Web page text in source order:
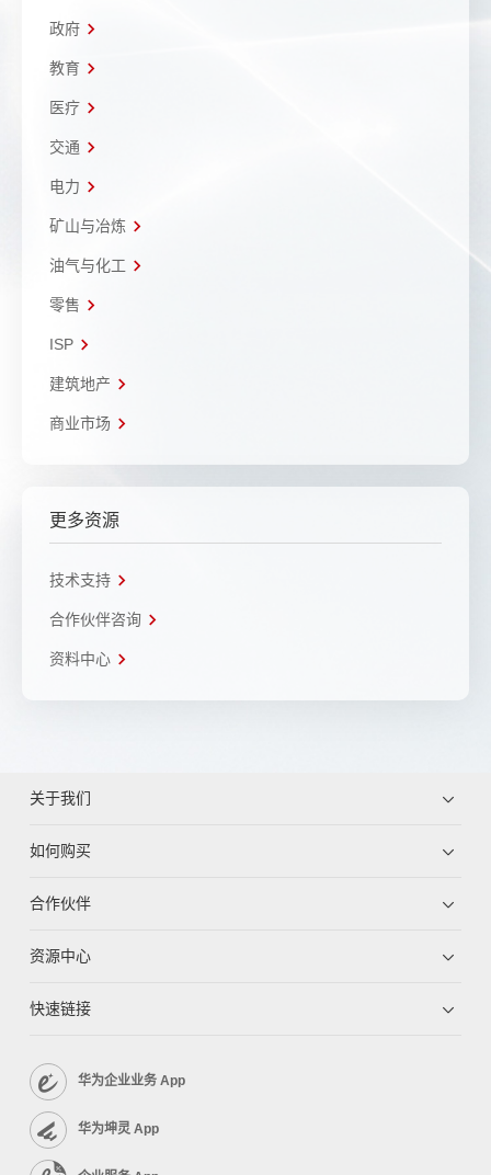
政府
教育
医疗
交通
电力
矿山与冶炼
油气与化工
零售
ISP
建筑地产
商业市场
更多资源
技术支持
合作伙伴咨询
资料中心
关于我们
如何购买
合作伙伴
资源中心
快速链接
华为企业业务 App
华为坤灵 App